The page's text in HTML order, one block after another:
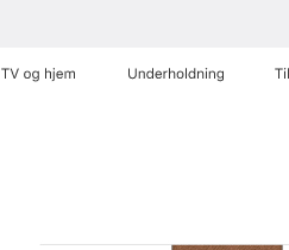
TV og hjem Underholdning